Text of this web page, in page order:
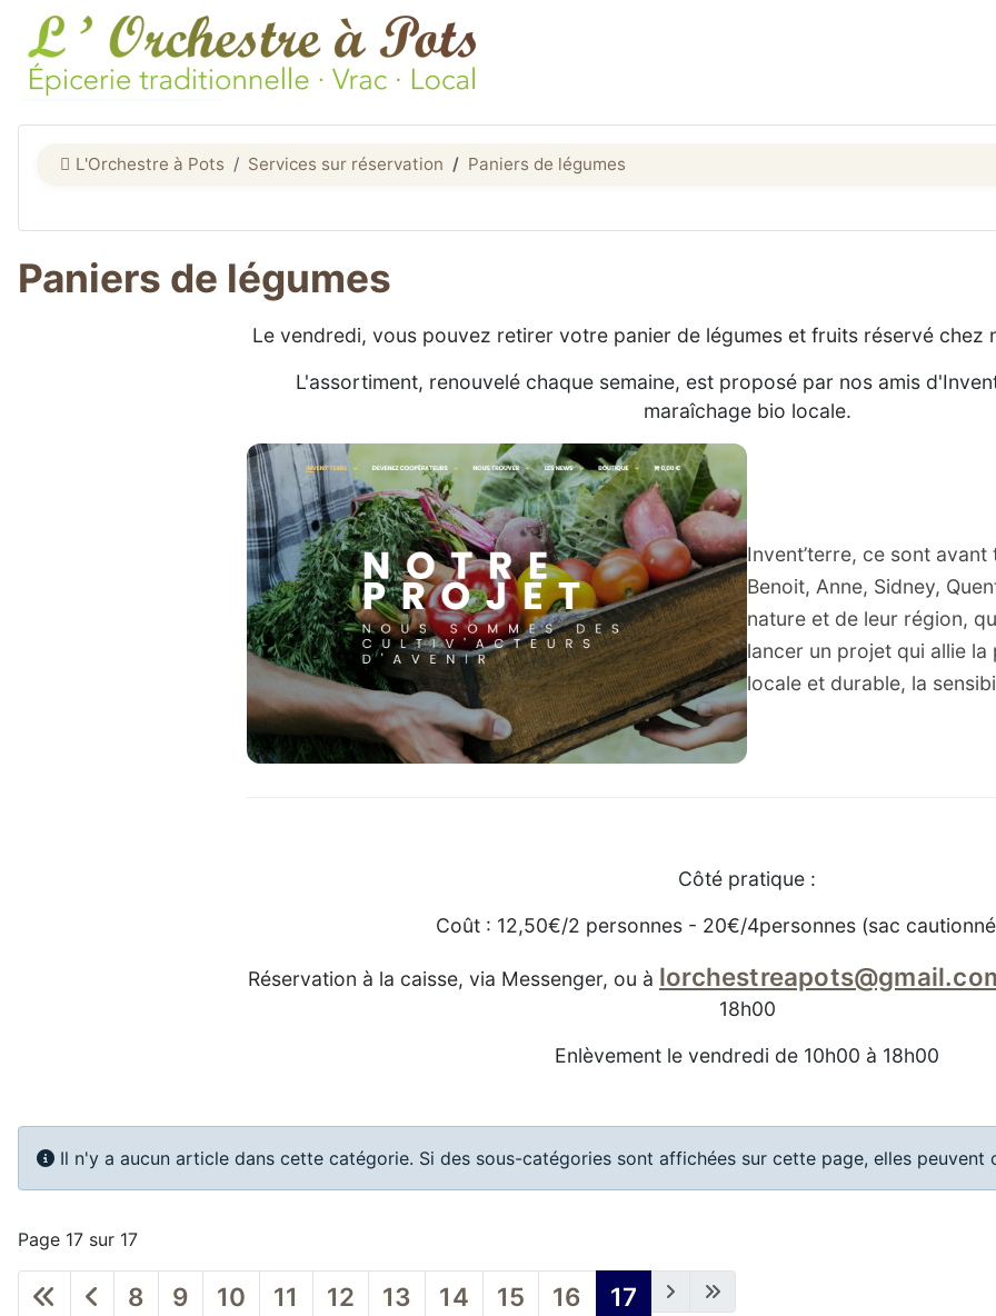
L'Orchestre à Pots Services sur réservation Paniers de légumes
Paniers de légumes
Le vendredi, vous pouvez retirer votre panier de légumes et fruits réservé chez
L'assortiment, renouvelé chaque semaine, est proposé par nos amis
maraîchage bio locale.
Invent’terre, ce sont
Benoit, Anne, Sidney,
nature et de leur région,
lancer un projet qui allie
locale et durable, la
Côté pratique :
Coût : 12,50€/2 personnes - 20€/4personnes (sac
Réservation à la caisse, via Messenger, ou à
18h00
Enlèvement le vendredi de 10h00 à 18h00
Info
Il n'y a aucun article dans cette catégorie. Si des sous-catégories sont affichées sur cette page, elles peuvent
Page 17 sur 17
8 9 10 11 12 13 14 15 16 17